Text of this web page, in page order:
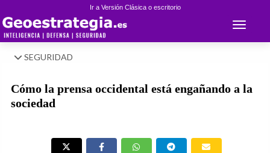
Ir a Versión Clásica o escritorio
Toggle
SEGURIDAD
Cómo la prensa occidental está engañando a la
sociedad